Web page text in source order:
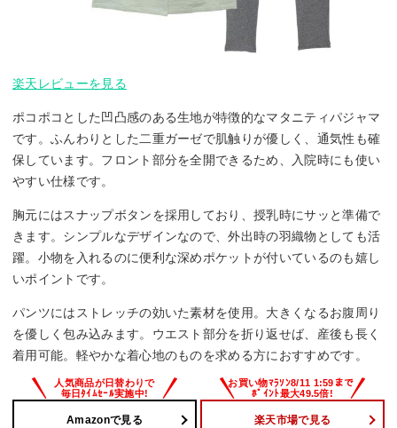
楽天レビューを見る
ポコポコとした凹凸感のある生地が特徴的なマタニティパジャマ
です。ふんわりとした二重ガーゼで肌触りが優しく、通気性も確
保しています。フロント部分を全開できるため、入院時にも使い
やすい仕様です。
胸元にはスナップボタンを採用しており、授乳時にサッと準備で
きます。シンプルなデザインなので、外出時の羽織物としても活
躍。小物を入れるのに便利な深めポケットが付いているのも嬉し
いポイントです。
パンツにはストレッチの効いた素材を使用。大きくなるお腹周り
を優しく包み込みます。ウエスト部分を折り返せば、産後も長く
着用可能。軽やかな着心地のものを求める方におすすめです。
Amazonで見る 楽天市場で見る